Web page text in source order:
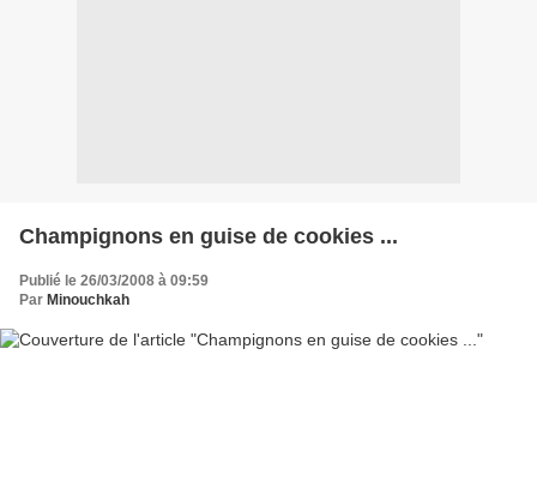
Champignons en guise de cookies ...
Publié le 26/03/2008 à 09:59
Par Minouchkah